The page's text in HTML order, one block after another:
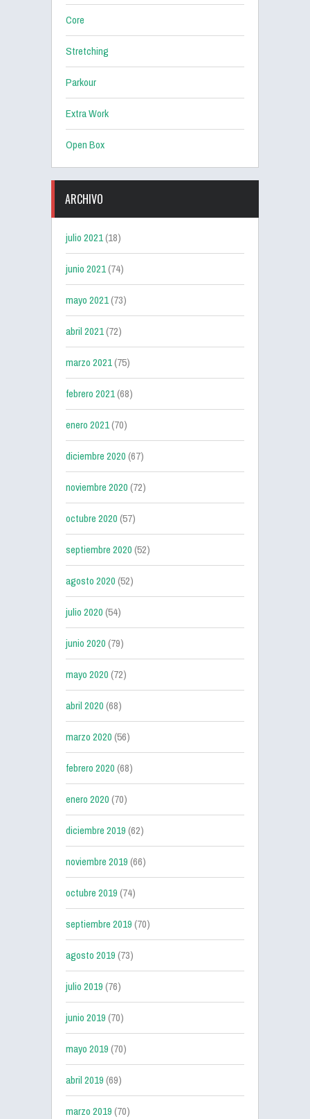
Core
Stretching
Parkour
Extra Work
Open Box
ARCHIVO
julio 2021(18)
junio 2021(74)
mayo 2021(73)
abril 2021(72)
marzo 2021(75)
febrero 2021(68)
enero 2021(70)
diciembre 2020(67)
noviembre 2020(72)
octubre 2020(57)
septiembre 2020(52)
agosto 2020(52)
julio 2020(54)
junio 2020(79)
mayo 2020(72)
abril 2020(68)
marzo 2020(56)
febrero 2020(68)
enero 2020(70)
diciembre 2019(62)
noviembre 2019(66)
octubre 2019(74)
septiembre 2019(70)
agosto 2019(73)
julio 2019(76)
junio 2019(70)
mayo 2019(70)
abril 2019(69)
marzo 2019(70)